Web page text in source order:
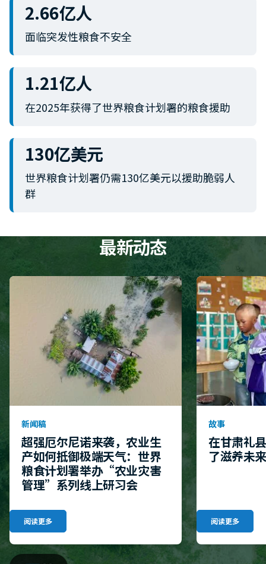
2.66亿人
面临突发性粮食不安全
1.21亿人
在2025年获得了世界粮食计划署的粮食援助
130亿美元
世界粮食计划署仍需130亿美元以援助脆弱人
群
最新动态
新闻稿
超强厄尔尼诺来袭，农业生
产如何抵御极端天气：世界
粮食计划署举办“农业灾害
管理”系列线上研习会
阅读更多
故事
在甘肃礼
了滋养未
阅读更多